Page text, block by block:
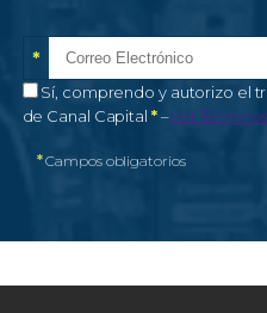
Correo electrónico*
*
Campo obligatorio
Autorización de tratamiento de
Sí, comprendo y autorizo el
de Canal Capital *–Campo
Ver
*Campos obligatorios